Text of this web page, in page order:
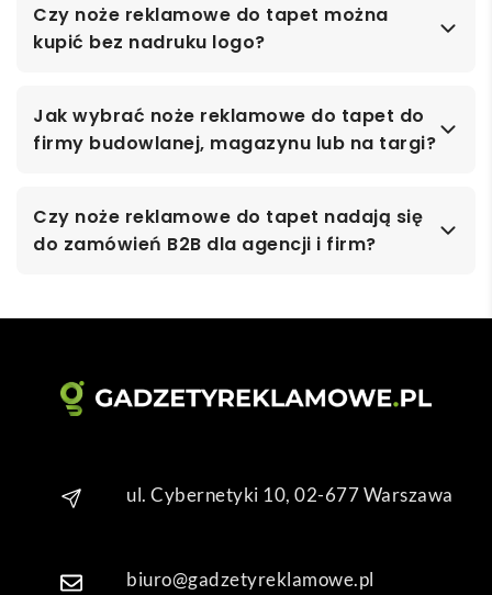
Czy noże reklamowe do tapet można
kupić bez nadruku logo?
Jak wybrać noże reklamowe do tapet do
firmy budowlanej, magazynu lub na targi?
Czy noże reklamowe do tapet nadają się
do zamówień B2B dla agencji i firm?
ul. Cybernetyki 10, 02-677 Warszawa
biuro@gadzetyreklamowe.pl